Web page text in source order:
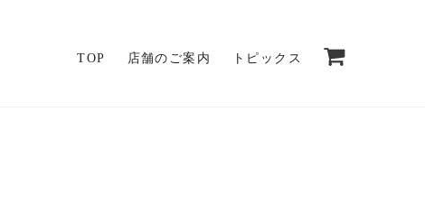
TOP 店舗のご案内 トピックス